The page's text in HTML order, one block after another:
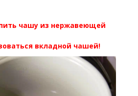
чашу из нержавеющей
вкладной чашей!